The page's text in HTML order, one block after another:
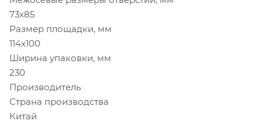
73х85
Размер площадки, мм
114x100
Ширина упаковки, мм
230
Производитель
Страна производства
Китай